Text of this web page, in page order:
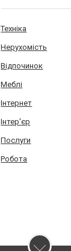
Техніка
Нерухомість
Відпочинок
Меблі
Інтернет
Інтер'єр
Послуги
Робота